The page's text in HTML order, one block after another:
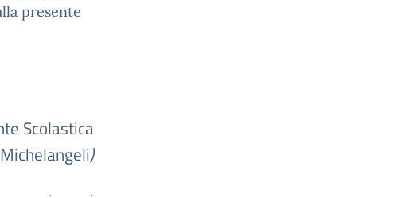
presente
Scolastica
)